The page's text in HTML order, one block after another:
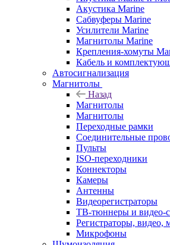
Акустика Marine
Сабвуферы Marine
Усилители Marine
Магнитолы Marine
Крепления-хомуты
Кабель и
Автосигнализация
Магнитолы
Назад
Магнитолы
Магнитолы
Переходные рамки
Соединительные
Пульты
ISO-переходники
Коннекторы
Камеры
Антенны
Видеорегистраторы
ТВ-тюннеры и видео-
Регистраторы, видео,
Микрофоны